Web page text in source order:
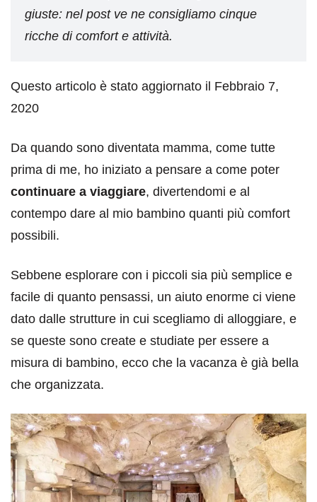
giuste: nel post ve ne consigliamo cinque
ricche di comfort e attività.
Questo articolo è stato aggiornato il Febbraio 7,
2020
Da quando sono diventata mamma, come tutte
prima di me, ho iniziato a pensare a come poter
continuare a viaggiare, divertendomi e al
contempo dare al mio bambino quanti più comfort
possibili.
Sebbene esplorare con i piccoli sia più semplice e
facile di quanto pensassi, un aiuto enorme ci viene
dato dalle strutture in cui scegliamo di alloggiare, e
se queste sono create e studiate per essere a
misura di bambino, ecco che la vacanza è già bella
che organizzata.